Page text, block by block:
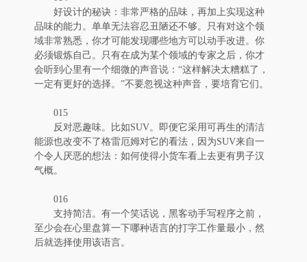
好设计的秘诀：非常严格的品味，再加上实现这种
品味的能力。单单无法容忍丑陋还不够。只有对这个领
域非常熟悉，你才可能发现哪些地方可以动手改进。你
必须锻炼自己。只有在成为某个领域的专家之后，你才
会听到心里有一个细微的声音说：“这样解决太糟糕了，
一定有更好的选择。”不要忽视这种声音，要培育它们。
015
反对恶趣味。比如SUV。即便它采用可再生的清洁
能源也改变不了格雷厄姆对它的看法，因为SUV来自一
个令人厌恶的想法：如何使得小货车看上去更有男子汉
气概。
016
支持简洁。有一个笑话说，黑客动手写程序之前，
至少会在心里盘算一下哪种语言的打字工作量最小，然
后就选择使用该语言。